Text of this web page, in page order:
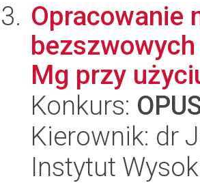
Opracowanie
Mg przy
Konkurs:
Kierownik: dr
Instytut